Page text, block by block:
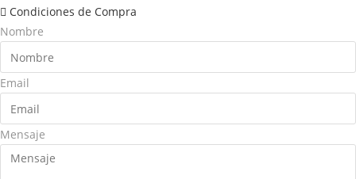
Condiciones de Compra
Nombre
Email
Mensaje